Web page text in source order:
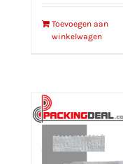
Toevoegen aan
winkelwagen